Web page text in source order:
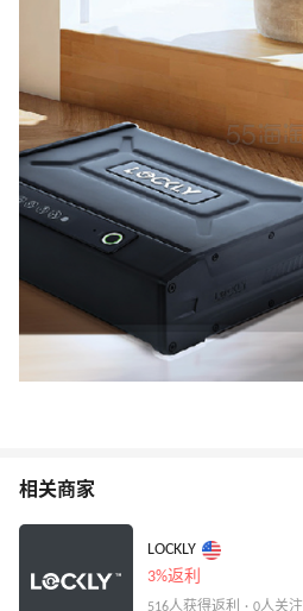
相关商家
LOCKLY
3%返利
516人获得返利 · 0人关注